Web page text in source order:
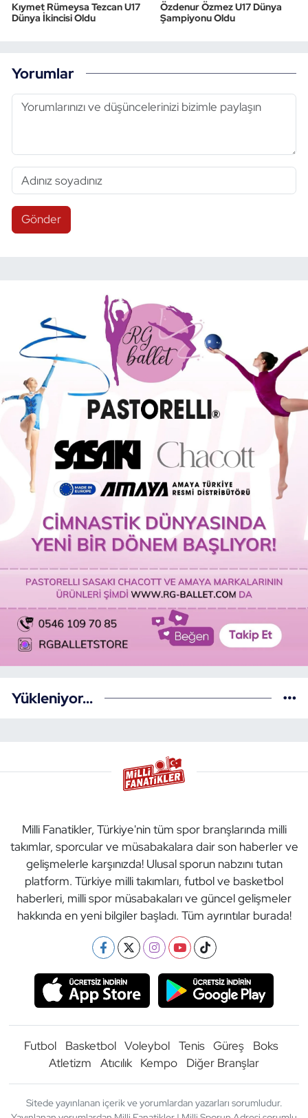
Kıymet Rümeysa Tezcan U17
Dünya İkincisi Oldu
Özdenur Özmez U17 Dünya
Şampiyonu Oldu
Yorumlar
Gönder
Yükleniyor...
Milli Fanatikler, Türkiye'nin tüm spor branşlarında milli
takımlar, sporcular ve müsabakalara dair son haberler ve
gelişmelerle karşınızda! Ulusal sporun nabzını tutan
platform. Türkiye milli takımları, futbol ve basketbol
haberleri, milli spor müsabakaları ve güncel gelişmeler
hakkında en yeni bilgiler başladı. Tüm ayrıntılar burada!
Futbol Basketbol Voleybol Tenis Güreş
Boks
Atletizm
Atıcılık Kempo Diğer Branşlar
Sitede yayınlanan içerik ve yorumlardan yazarları sorumludur.